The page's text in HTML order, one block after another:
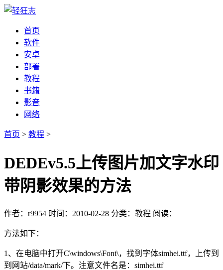
首页
软件
安卓
部署
教程
书籍
影音
网络
首页 > 教程 >
DEDEv5.5上传图片加文字水印
带阴影效果的方法
作者：r9954 时间：2010-02-28 分类：教程 阅读：
方法如下：
1、在电脑中打开C\windows\Font\，找到字体simhei.ttf，上传到
到网站/data/mark/下。注意文件名是：simhei.ttf